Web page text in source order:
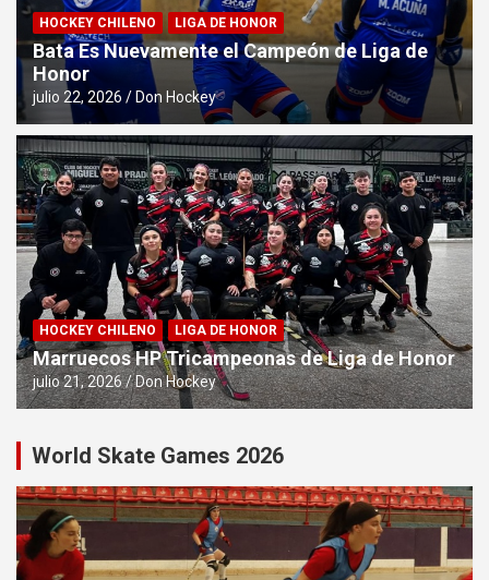
HOCKEY CHILENO LIGA DE HONOR
Bata Es Nuevamente el Campeón de Liga de
Honor
julio 22, 2026 Don Hockey
HOCKEY CHILENO LIGA DE HONOR
Marruecos HP Tricampeonas de Liga de Honor
julio 21, 2026 Don Hockey
World Skate Games 2026